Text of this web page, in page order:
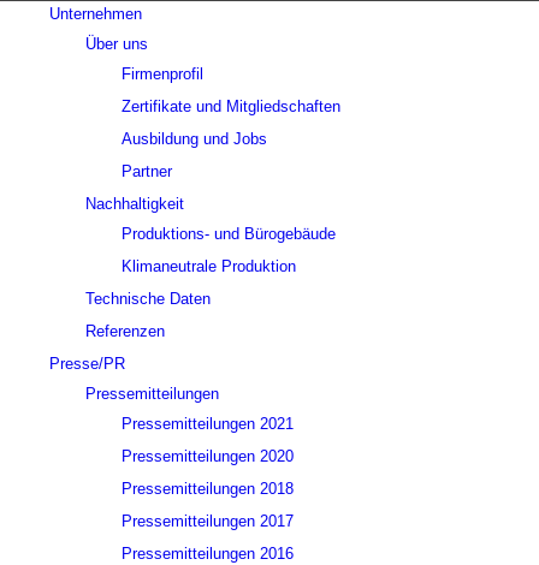
Unternehmen
Über uns
Firmenprofil
Zertifikate und Mitgliedschaften
Ausbildung und Jobs
Partner
Nachhaltigkeit
Produktions- und Bürogebäude
Klimaneutrale Produktion
Technische Daten
Referenzen
Presse/PR
Pressemitteilungen
Pressemitteilungen 2021
Pressemitteilungen 2020
Pressemitteilungen 2018
Pressemitteilungen 2017
Pressemitteilungen 2016